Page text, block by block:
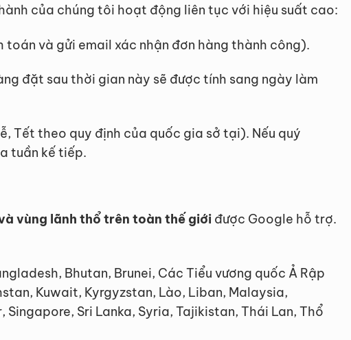
của chúng tôi hoạt động liên tục với hiệu suất cao:
và gửi email xác nhận đơn hàng thành công).
đặt sau thời gian này sẽ được tính sang ngày làm
Tết theo quy định của quốc gia sở tại). Nếu quý
tuần kế tiếp.
vùng lãnh thổ trên toàn thế giới được Google hỗ trợ.
Bhutan, Brunei, Các Tiểu vương quốc Ả Rập
Kuwait, Kyrgyzstan, Lào, Liban, Malaysia,
Sri Lanka, Syria, Tajikistan, Thái Lan, Thổ